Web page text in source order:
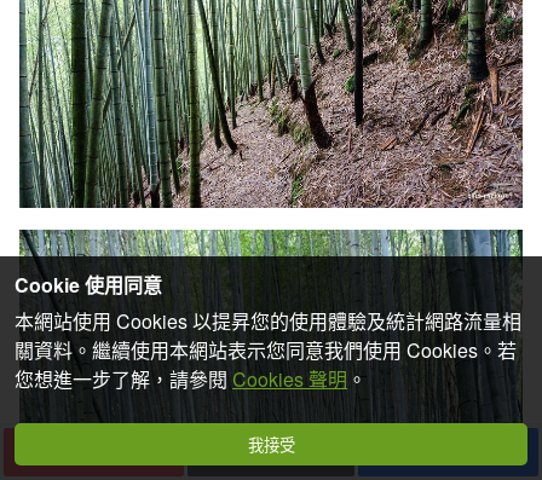
下一篇
Cookie 使用同意
本網站使用 Cookies 以提昇您的使用體驗及統計網路流量相
關資料。繼續使用本網站表示您同意我們使用 Cookies。若
您想進一步了解，請參閱 Cookies 聲明 。
我接受